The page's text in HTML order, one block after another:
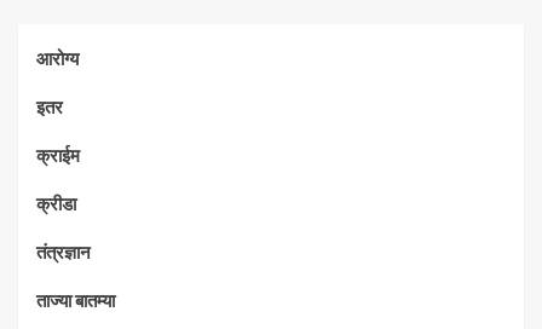
आरोग्य
इतर
क्राईम
क्रीडा
तंत्रज्ञान
ताज्या बातम्या